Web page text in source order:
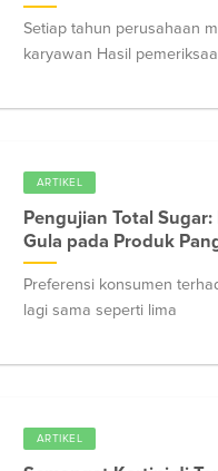
Setiap tahun perusahaan
karyawan Hasil
ARTIKEL
Pengujian Total
Gula pada Produk
Preferensi konsumen
lagi sama seperti lima
ARTIKEL